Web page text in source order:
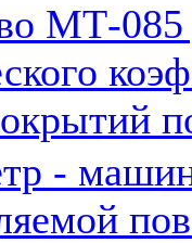
МТ-085
-